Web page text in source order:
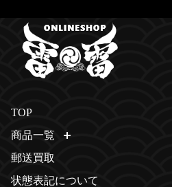
TOP
商品一覧
郵送買取
状態表記について